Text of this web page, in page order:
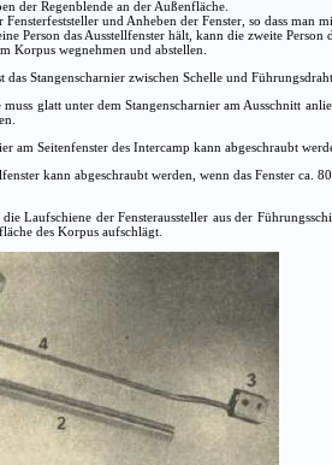
der Regenblende an der Außenfläche.
Fensterfeststeller und Anheben der Fenster, so dass man
Person das Ausstellfenster hält, kann die zweite Person
Korpus wegnehmen und abstellen.
das Stangenscharnier zwischen Schelle und
glatt unter dem Stangenscharnier am Ausschnitt
am Seitenfenster des Intercamp kann abgeschraubt
kann abgeschraubt werden, wenn das Fenster ca.
Laufschiene der Fensteraussteller aus der
des Korpus aufschlägt.